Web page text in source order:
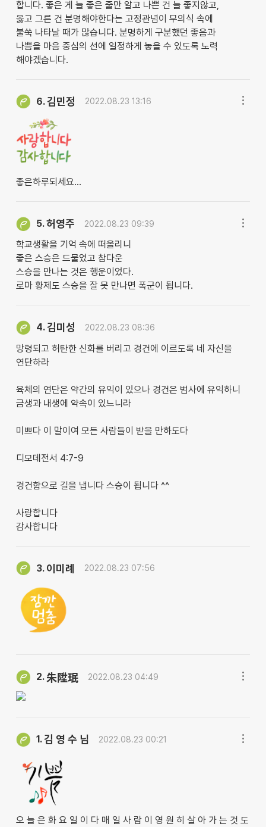
합니다. 좋은 게 늘 좋은 줄만 알고 나쁜 건 늘 좋지않고,
옳고 그른 건 분명해야한다는 고정관념이 무의식 속에
불쑥 나타날 때가 많습니다. 분명하게 구분했던 좋음과
나쁨을 마음 중심의 선에 일정하게 놓을 수 있도록 노력
해야겠습니다.
6.김민정 2022.08.23 13:16
좋은하루되세요...
5.허영주 2022.08.23 09:39
학교생활을 기억 속에 떠올리니
좋은 스승은 드물었고 참다운
스승을 만나는 것은 행운이었다.
로마 황제도 스승을 잘 못 만나면 폭군이 됩니다.
4.김미성 2022.08.23 08:36
망령되고 허탄한 신화를 버리고 경건에 이르도록 네 자신을
연단하라
육체의 연단은 약간의 유익이 있으나 경건은 범사에 유익하니
금생과 내생에 약속이 있느니라
미쁘다 이 말이여 모든 사람들이 받을 만하도다
디모데전서 4:7-9
경건함으로 길을 냅니다 스승이 됩니다 ^^
사랑합니다
감사합니다
3. 이미례 2022.08.23 07:56
2. 朱陞珉 2022.08.23 04:49
1.김 영 수 님 2022.08.23 00:21
오 늘 은 화 요 일 이 다 매 일 사 람 이 영 원 히 살 아 가 는 것 도